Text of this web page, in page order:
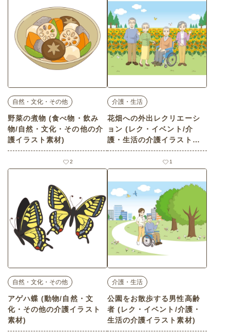
自然・文化・その他
野菜の煮物 (食べ物・飲み
物/自然・文化・その他の介
護イラスト素材)
2
介護・生活
花畑への外出レクリエーシ
ョン (レク・イベント/介
護・生活の介護イラスト素
材)
1
自然・文化・その他
アゲハ蝶 (動物/自然・文
化・その他の介護イラスト
素材)
介護・生活
公園をお散歩する男性高齢
者 (レク・イベント/介護・
生活の介護イラスト素材)